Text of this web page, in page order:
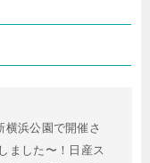
浜公園で開催さ
ました〜！日産ス